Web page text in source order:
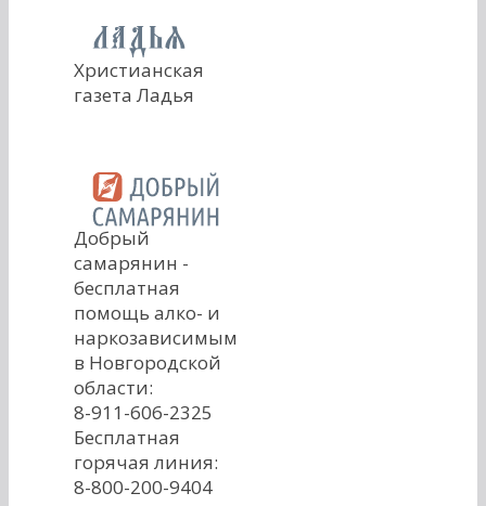
Христианская
газета Ладья
Добрый
самарянин -
бесплатная
помощь алко- и
наркозависимым
в Новгородской
области:
8-911-606-2325
Бесплатная
горячая линия:
8-800-200-9404